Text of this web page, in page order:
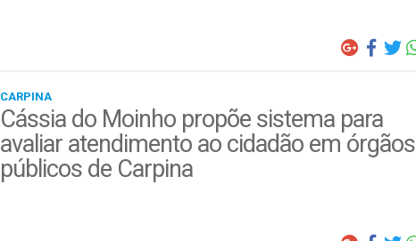
CARPINA
Cássia do Moinho propõe sistema para
avaliar atendimento ao cidadão em órgãos
públicos de Carpina